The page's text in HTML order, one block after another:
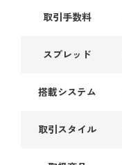
取引手数料
スプレッド
搭載システム
取引スタイル